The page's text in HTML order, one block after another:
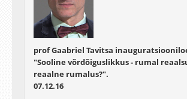
prof Gaabriel Tavitsa
"Sooline võrdõiguslikkus - rumal
reaalne rumalus?".
07.12.16